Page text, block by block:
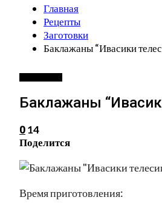
Главная
Рецепты
Заготовки
Баклажаны “Ивасики
Баклажаны
0 14
Поделится
Время приготовления: